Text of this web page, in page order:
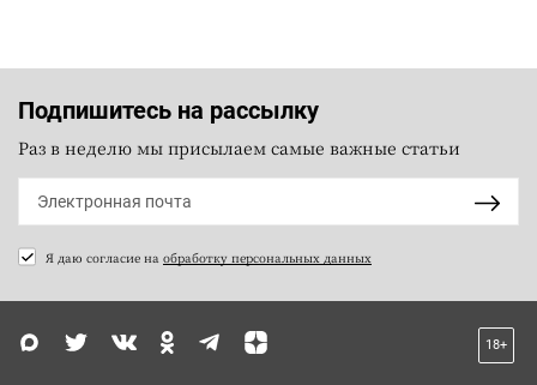
Подпишитесь на рассылку
Раз в неделю мы присылаем самые важные статьи
Я даю согласие на обработку персональных данных
18+